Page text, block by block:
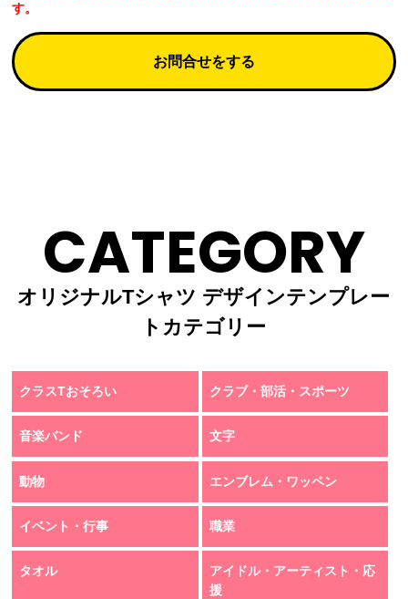
す。
お問合せをする
CATEGORY
オリジナルTシャツ デザインテンプレー
トカテゴリー
クラスTおそろい クラブ・部活・スポーツ
音楽バンド 文字
動物 エンブレム・ワッペン
イベント・行事 職業
タオル
アイドル・アーティスト・応
援